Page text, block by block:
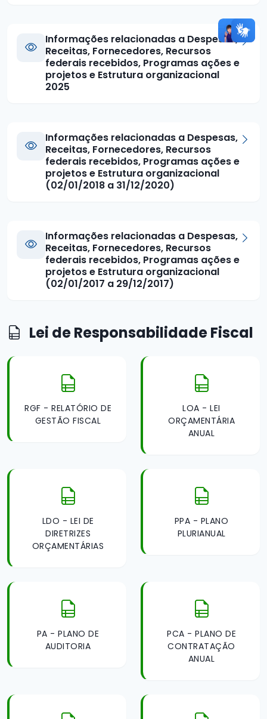
Informações relacionadas a Despesas,
Receitas, Fornecedores, Recursos
federais recebidos, Programas ações e
projetos e Estrutura organizacional
2025
Informações relacionadas a Despesas,
Receitas, Fornecedores, Recursos
federais recebidos, Programas ações e
projetos e Estrutura organizacional
(02/01/2018 a 31/12/2020)
Informações relacionadas a Despesas,
Receitas, Fornecedores, Recursos
federais recebidos, Programas ações e
projetos e Estrutura organizacional
(02/01/2017 a 29/12/2017)
Lei de Responsabilidade Fiscal
RGF - RELATÓRIO DE
GESTÃO FISCAL
LOA - LEI
ORÇAMENTÁRIA
ANUAL
LDO - LEI DE
DIRETRIZES
ORÇAMENTÁRIAS
PPA - PLANO
PLURIANUAL
PA - PLANO DE
AUDITORIA
PCA - PLANO DE
CONTRATAÇÃO
ANUAL